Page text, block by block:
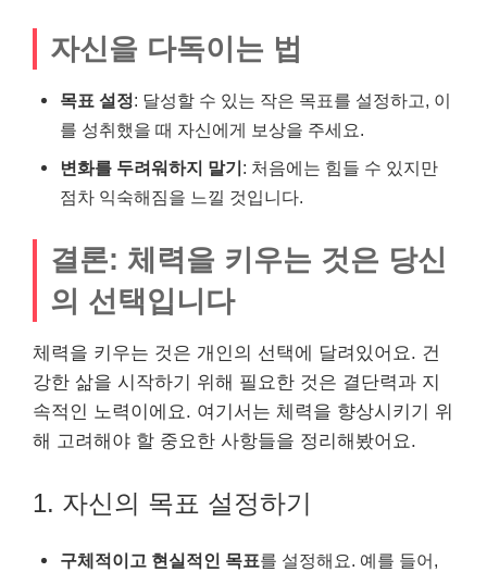
자신을 다독이는 법
목표 설정: 달성할 수 있는 작은 목표를 설정하고, 이
를 성취했을 때 자신에게 보상을 주세요.
변화를 두려워하지 말기: 처음에는 힘들 수 있지만
점차 익숙해짐을 느낄 것입니다.
결론: 체력을 키우는 것은 당신
의 선택입니다
체력을 키우는 것은 개인의 선택에 달려있어요. 건
강한 삶을 시작하기 위해 필요한 것은 결단력과 지
속적인 노력이에요. 여기서는 체력을 향상시키기 위
해 고려해야 할 중요한 사항들을 정리해봤어요.
1. 자신의 목표 설정하기
구체적이고 현실적인 목표를 설정해요. 예를 들어,